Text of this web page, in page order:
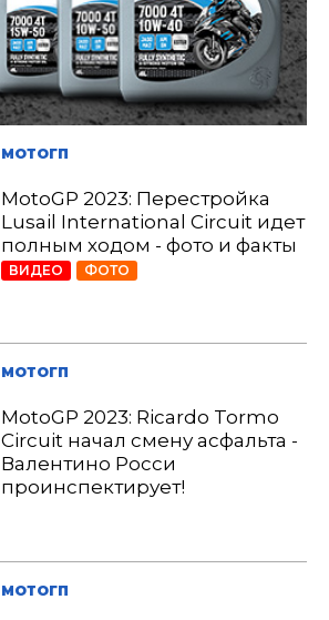
МОТОГП
MotoGP 2023: Перестройка
Lusail International Circuit идет
полным ходом - фото и факты
ВИДЕО ФОТО
МОТОГП
MotoGP 2023: Ricardo Tormo
Circuit начал смену асфальта -
Валентино Росси
проинспектирует!
МОТОГП